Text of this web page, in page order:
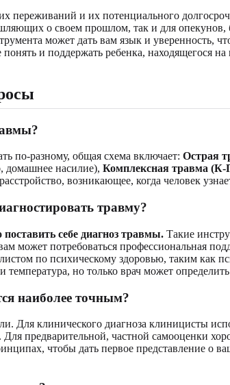
переживаний и их потенциального
о своем прошлом, так и для
может дать вам язык и уверенность,
и поддержать ребенка, находящегося
по-разному, общая схема включает: Острая
домашнее насилие), Комплексная травма
возникающее, когда человек
травму?
себе диагноз травмы. Такие
может потребоваться профессиональная
по психическому здоровью, таким как
температура, но только врач может
наиболее точным?
Для клинического диагноза клиницисты
предварительной, частной самооценки
чтобы дать первое представление